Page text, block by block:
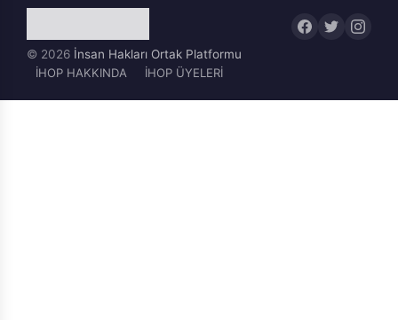
© 2026 İnsan Hakları Ortak Platformu
İHOP HAKKINDA
İHOP ÜYELERİ